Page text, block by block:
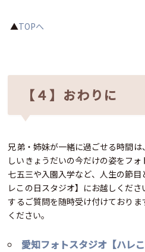
▲TOPへ
【４】おわりに
兄弟・姉妹が一緒に過ごせる時間
しいきょうだいの今だけの姿をフォ
七五三や入園入学など、人生の節
レこの日スタジオ】にお越しくだ
するご質問を随時受け付けており
ください。
愛知フォトスタジオ【ハレ